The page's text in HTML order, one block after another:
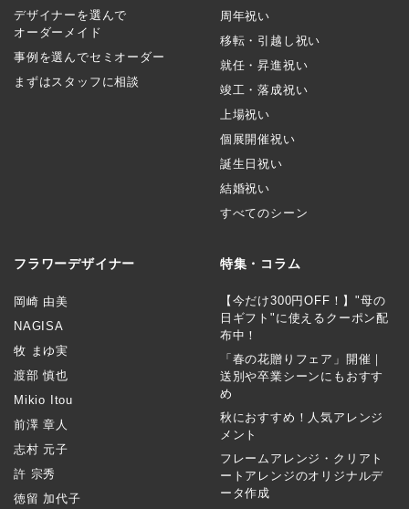
デザイナーを選んで
オーダーメイド
事例を選んでセミオーダー
まずはスタッフに相談
周年祝い
移転・引越し祝い
就任・昇進祝い
竣工・落成祝い
上場祝い
個展開催祝い
誕生日祝い
結婚祝い
すべてのシーン
フラワーデザイナー
岡崎 由美
NAGISA
牧 まゆ実
渡部 慎也
Mikio Itou
前澤 章人
志村 元子
許 宗秀
徳留 加代子
特集・コラム
【今だけ300円OFF！】"母の
日ギフト"に使えるクーポン配
布中！
「春の花贈りフェア」開催｜
送別や卒業シーンにもおすす
め
秋におすすめ！人気アレンジ
メント
フレームアレンジ・クリアト
ートアレンジのオリジナルデ
ータ作成